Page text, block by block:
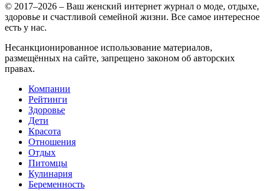
© 2017–2026 – Ваш женский интернет журнал о моде, отдыхе,
здоровье и счастливой семейной жизни. Все самое интересное
есть у нас.
Несанкционированное использование материалов,
размещённых на сайте, запрещено законом об авторских
правах.
Компании
Рейтинги
Здоровье
Дети
Красота
Отношения
Отдых
Питомцы
Кулинария
Беременность